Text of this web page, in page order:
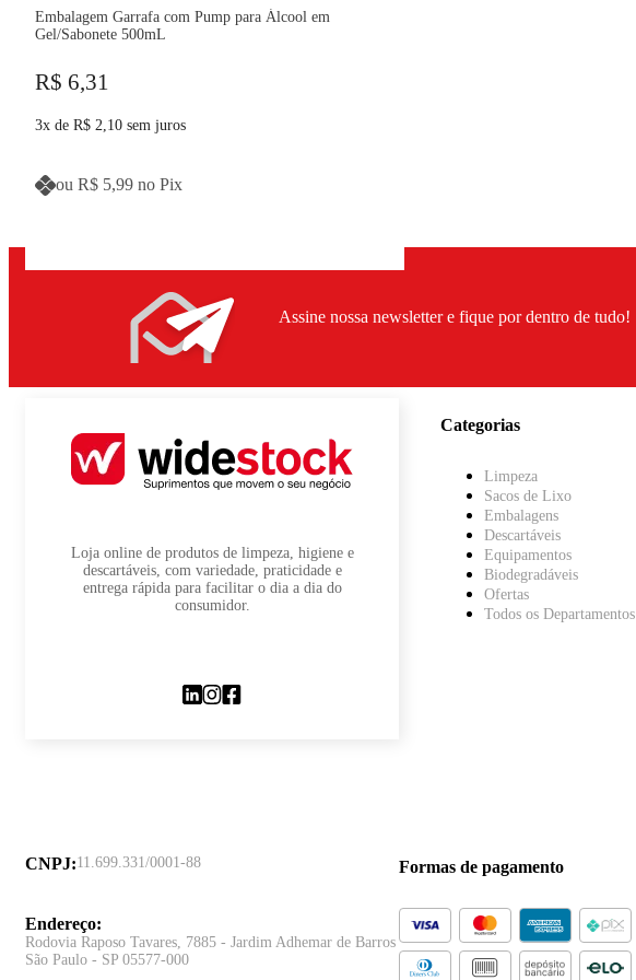
Embalagem Garrafa com Pump para Álcool em
Gel/Sabonete 500mL
R$ 6,31
3x de R$ 2,10 sem juros
ou R$ 5,99 no Pix
Assine nossa newsletter e fique por dentro de tudo!
Loja online de produtos de limpeza, higiene e
descartáveis, com variedade, praticidade e
entrega rápida para facilitar o dia a dia do
consumidor.
Categorias
Limpeza
Sacos de Lixo
Embalagens
Descartáveis
Equipamentos
Biodegradáveis
Ofertas
Todos os Departamentos
CNPJ:11.699.331/0001-88
Endereço:
Rodovia Raposo Tavares, 7885 - Jardim Adhemar de Barros
São Paulo - SP 05577-000
Formas de pagamento